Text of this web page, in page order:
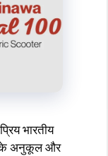
भारतीय
के अनुकूल और